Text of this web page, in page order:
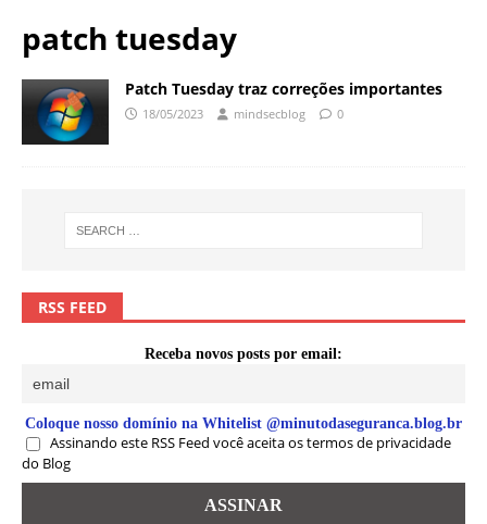
patch tuesday
Patch Tuesday traz correções importantes
18/05/2023 mindsecblog 0
RSS FEED
Receba novos posts por email:
Coloque nosso domínio na Whitelist @minutodaseguranca.blog.br
Assinando este RSS Feed você aceita os termos de privacidade
do Blog